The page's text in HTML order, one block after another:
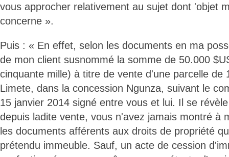
vous approcher relativement au sujet dont 'objet
concerne ».
Puis : « En effet, selon les documents en ma
de mon client susnommé la somme de 50.000
cinquante mille) à titre de vente d'une parcelle de
Limete, dans la concession Ngunza, suivant le
15 janvier 2014 signé entre vous et lui. Il se
depuis ladite vente, vous n'avez jamais montré à
les documents afférents aux droits de propriété
prétendu immeuble. Sauf, un acte de cession